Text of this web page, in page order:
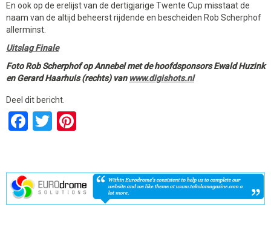
En ook op de erelijst van de dertigjarige Twente Cup misstaat de
naam van de altijd beheerst rijdende en bescheiden Rob Scherphof
allerminst.
Uitslag Finale
Foto Rob Scherphof op Annebel met de hoofdsponsors Ewald Huzink
en Gerard Haarhuis (rechts) van www.digishots.nl
Deel dit bericht.
Facebook
Twitter